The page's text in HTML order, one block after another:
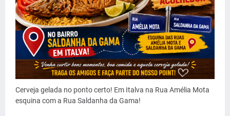
Cerveja gelada no ponto certo! Em Italva na Rua Amélia Mota
esquina com a Rua Saldanha da Gama!